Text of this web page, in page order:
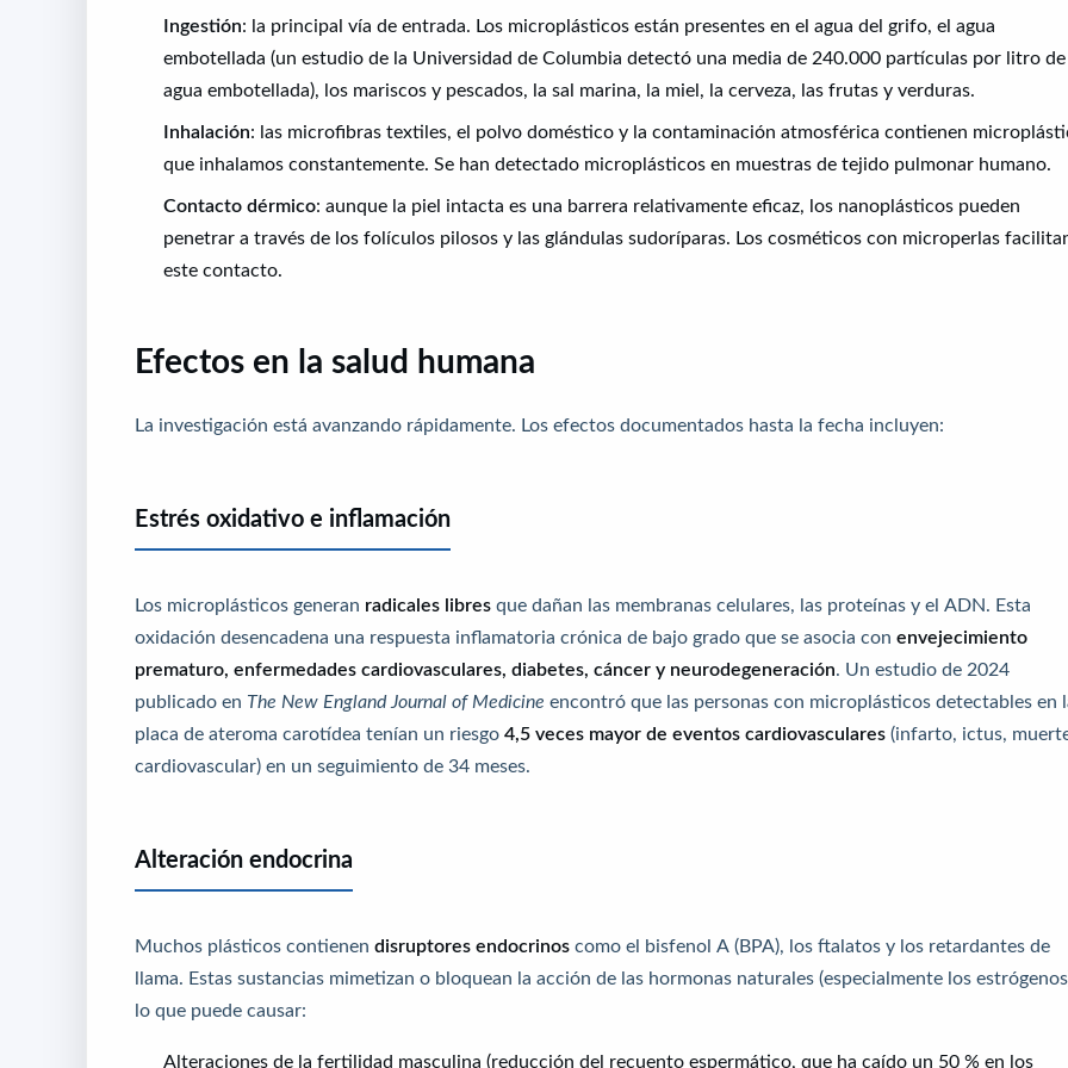
Ingestión: la principal vía de entrada. Los microplásticos están presentes en el agua del grifo, el agua
embotellada (un estudio de la Universidad de Columbia detectó una media de 240.000 partículas por litro de
agua embotellada), los mariscos y pescados, la sal marina, la miel, la cerveza, las frutas y verduras.
Inhalación: las microfibras textiles, el polvo doméstico y la contaminación atmosférica contienen
que inhalamos constantemente. Se han detectado microplásticos en muestras de tejido pulmonar humano.
Contacto dérmico: aunque la piel intacta es una barrera relativamente eficaz, los nanoplásticos pueden
penetrar a través de los folículos pilosos y las glándulas sudoríparas. Los cosméticos con microperlas
este contacto.
Efectos en la salud humana
La investigación está avanzando rápidamente. Los efectos documentados hasta la fecha incluyen:
Estrés oxidativo e inflamación
Los microplásticos generan radicales libres que dañan las membranas celulares, las proteínas y el ADN. Esta
oxidación desencadena una respuesta inflamatoria crónica de bajo grado que se asocia con envejecimiento
prematuro, enfermedades cardiovasculares, diabetes, cáncer y neurodegeneración . Un estudio de 2024
publicado en The New England Journal of Medicine encontró que las personas con microplásticos detectables en
placa de ateroma carotídea tenían un riesgo 4,5 veces mayor de eventos cardiovasculares (infarto, ictus,
cardiovascular) en un seguimiento de 34 meses.
Alteración endocrina
Muchos plásticos contienen disruptores endocrinos como el bisfenol A (BPA), los ftalatos y los retardantes de
llama. Estas sustancias mimetizan o bloquean la acción de las hormonas naturales (especialmente los
lo que puede causar:
Alteraciones de la fertilidad masculina (reducción del recuento espermático, que ha caído un 50 % en los